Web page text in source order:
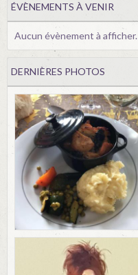
ÉVÈNEMENTS À VENIR
Aucun évènement à afficher.
DERNIÈRES PHOTOS